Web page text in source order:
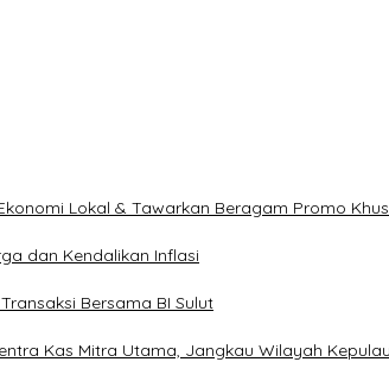
Lokal & Tawarkan Beragam Promo
dan Kendalikan Inflasi
Bersama BI Sulut
Kas Mitra Utama, Jangkau Wilayah